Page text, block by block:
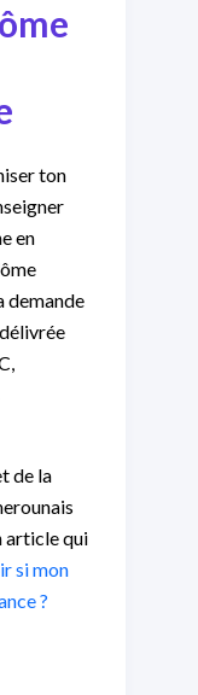
ton
en
demande
de la
article qui
si mon
?